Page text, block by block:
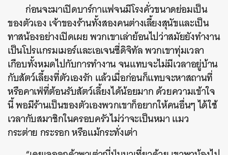
ก่อนจะมาเปิดบาร์กาแฟจนมีโรงคั่วขนาดย่อมเป็น
ของตัวเอง เจ้าของร้านทั้งสองคนต่างเลี้ยงสุนัขและเป็น
ทาสน้องอย่างเปิดเผย พวกเขาเล่าย้อนไปว่าสมัยยังทำงาน
เป็นโปรแกรมเมอร์และเอเจนซี่ดิจิทัล พวกเขาทุ่มเวลา
เกือบทั้งหมดไปกับการทำงาน จนแทบจะไม่มีเวลาอยู่บ้าน
กับสัตว์เลี้ยงที่ตัวเองรัก แล้วเมื่อก่อนก็แทบจะหาสถานที่
หรือคาเฟ่ที่ต้อนรับสัตว์เลี้ยงได้น้อยมาก ด้วยความเข้าใจ
นี้ พอมีร้านเป็นของตัวเองพวกเขาก็อยากให้คนอื่นๆ ได้ใช้
เวลากับสมาชิกในครอบครัวไม่ว่าจะเป็นหมา แมว
กระต่าย กระรอก หรือแม้กระทั่งเต่า